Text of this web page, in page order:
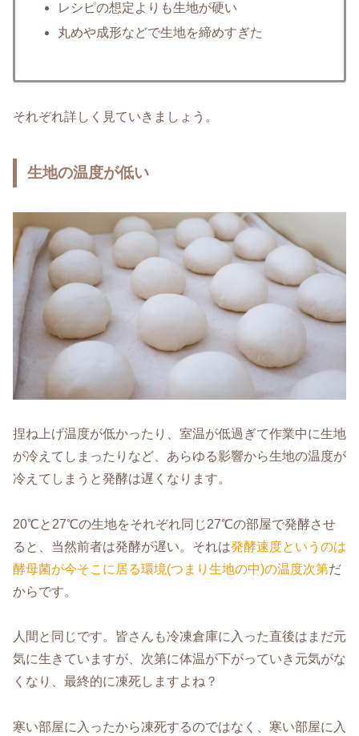
レシピの想定よりも生地が硬い
丸めや成形などで生地を締めすぎた
それぞれ詳しく見ていきましょう。
生地の温度が低い
捏ね上げ温度が低かったり、室温が低過ぎて作業中に生地
が冷えてしまったりなど、あらゆる影響から生地の温度が
冷えてしまうと発酵は遅くなります。
20℃と27℃の生地をそれぞれ同じ27℃の部屋で発酵させ
ると、当然前者は発酵が遅い。それは発酵速度というのは
酵母菌が今そこに居る環境(つまり生地の中)の温度次第だ
からです。
人間と同じです。皆さんも冷凍倉庫に入った直後はまだ元
気に生きていますが、次第に体温が下がっていき元気がな
くなり、最終的に凍死しますよね？
寒い部屋に入ったから凍死するのではなく、寒い部屋に入